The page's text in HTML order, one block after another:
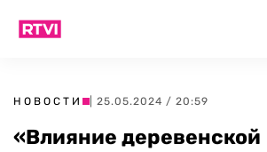
НОВОСТИ | 25.05.2024 / 20:59
«Влияние деревенской